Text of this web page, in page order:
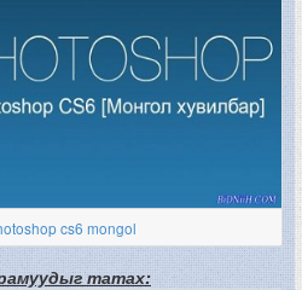
cs6 mongol
татах: